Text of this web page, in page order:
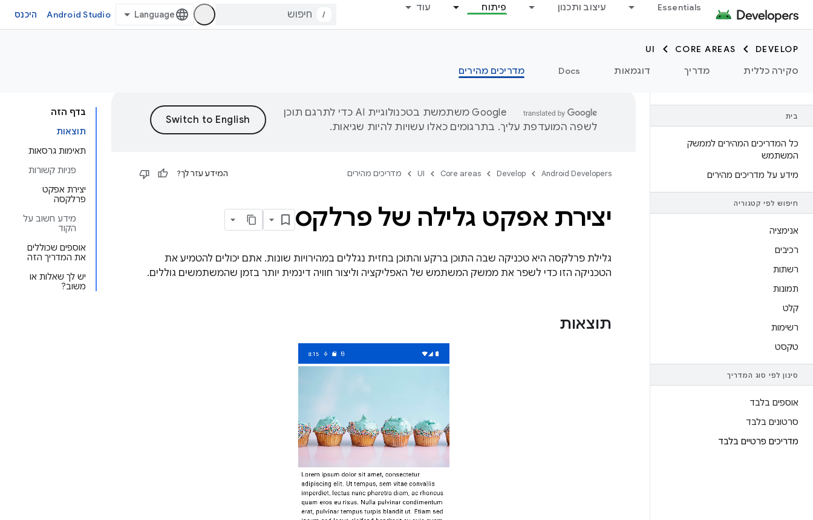
Essentials עיצוב ותכנון פיתוח עוד
/
Android Studio היכנס
DEVELOP
CORE AREAS
UI
סקירה כללית
מדריך דוגמאות Docs מדריכים מהירים
בית
כל המדריכים המהירים לממשק
המשתמש
מידע על מדריכים מהירים
חיפוש לפי קטגוריה
אנימציה
רכיבים
רשתות
תמונות
קלט
רשימות
טקסט
סינון לפי סוג המדריך
אוספים בלבד
סרטונים בלבד
מדריכים פרטיים בלבד
בדף הזה
תוצאות
תאימות גרסאות
פניות קשורות
יצירת אפקט
פרלקסה
מידע חשוב על
הקוד
אוספים שכוללים
את המדריך הזה
יש לך שאלות או
משוב?
‫Google משתמשת בטכנולוגיית AI כדי לתרגם תוכן
לשפה המועדפת עליך. בתרגומים כאלו עשויות להיות שגיאות.
Android Developers
Develop
Core areas
UI מדריכים מהירים המידע עזר לך?
יצירת אפקט גלילה של פרלקס
גלילת פרלקסה היא טכניקה שבה התוכן ברקע והתוכן בחזית נגללים במהירויות שונות. אתם יכולים להטמיע את
הטכניקה הזו כדי לשפר את ממשק המשתמש של האפליקציה וליצור חוויה דינמית יותר בזמן שהמשתמשים גוללים.
תוצאות